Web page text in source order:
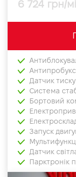
6 724 грн/
Датчик
Система
Бортовий
Запуск
Датчик
Парктронік